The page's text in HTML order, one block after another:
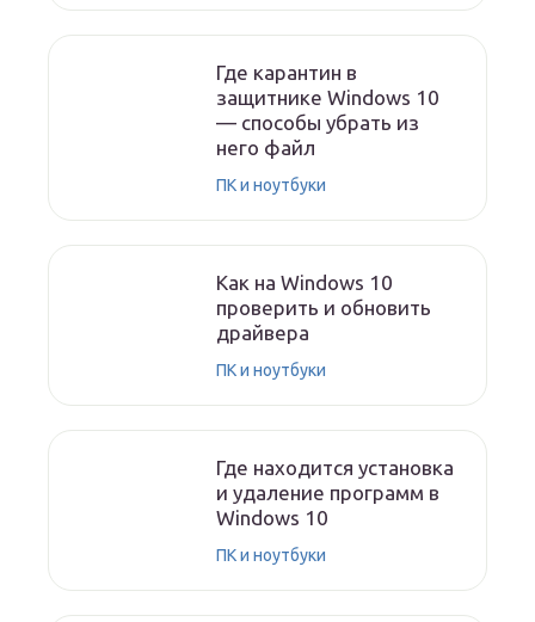
Где карантин в
защитнике Windows 10
— способы убрать из
него файл
ПК и ноутбуки
Как на Windows 10
проверить и обновить
драйвера
ПК и ноутбуки
Где находится установка
и удаление программ в
Windows 10
ПК и ноутбуки